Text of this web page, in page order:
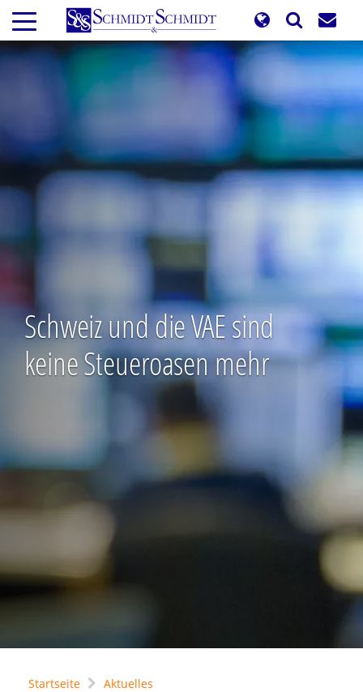
Direkt
zum
Inhalt
Schweiz und die VAE sind
keine Steueroasen mehr
Startseite Aktuelles